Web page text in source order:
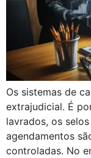
Os sistemas de
extrajudicial. É
lavrados, os
agendamentos
controladas. No